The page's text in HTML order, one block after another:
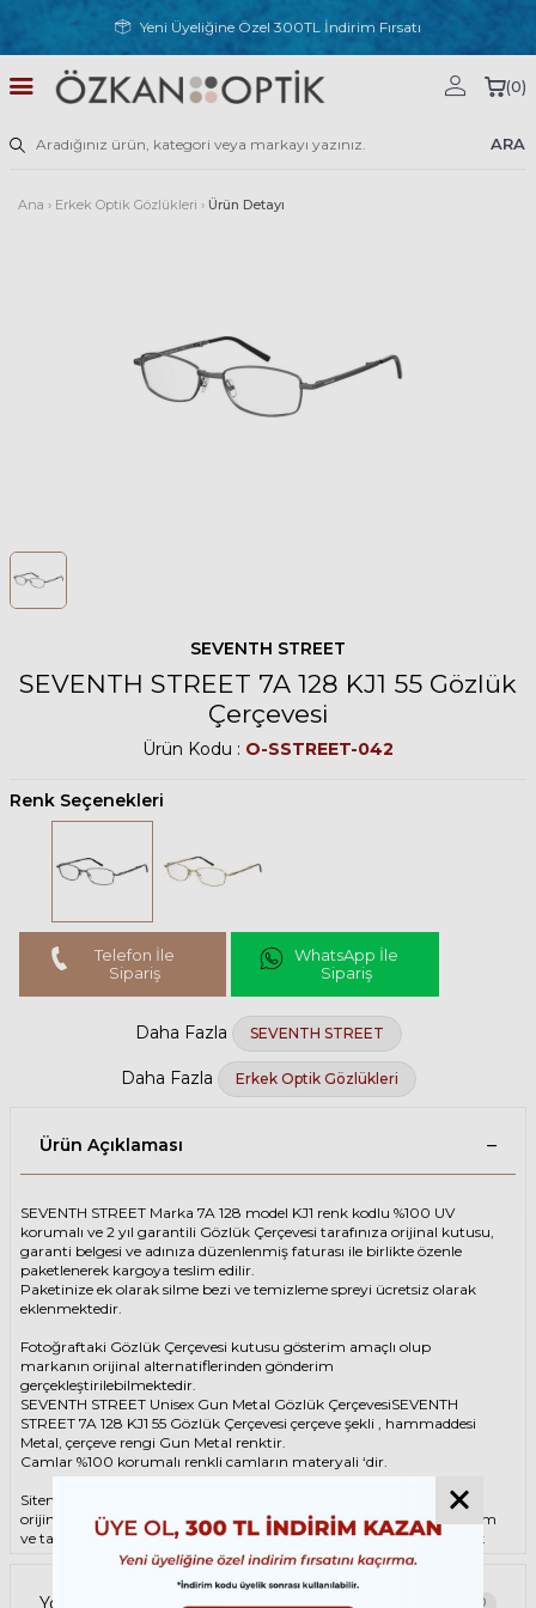
Yeni Üyeliğine Özel 300TL İndirim Fırsatı
ARA
(0)
Ana › Erkek Optik Gözlükleri › Ürün Detayı
SEVENTH STREET
SEVENTH STREET 7A 128 KJ1 55 Gözlük
Çerçevesi
Ürün Kodu : O-SSTREET-042
Renk Seçenekleri
Telefon İle
Sipariş
WhatsApp İle
Sipariş
Daha Fazla SEVENTH STREET
Daha Fazla Erkek Optik Gözlükleri
Ürün Açıklaması
SEVENTH STREET Marka 7A 128 model KJ1 renk kodlu %100 UV
korumalı ve 2 yıl garantili Gözlük Çerçevesi tarafınıza orijinal kutusu,
garanti belgesi ve adınıza düzenlenmiş faturası ile birlikte özenle
paketlenerek kargoya teslim edilir.
Paketinize ek olarak silme bezi ve temizleme spreyi ücretsiz olarak
eklenmektedir.
Fotoğraftaki Gözlük Çerçevesi kutusu gösterim amaçlı olup
markanın orijinal alternatiflerinden gönderim
gerçekleştirilebilmektedir.
SEVENTH STREET Unisex Gun Metal Gözlük ÇerçevesiSEVENTH
STREET 7A 128 KJ1 55 Gözlük Çerçevesi çerçeve şekli , hammaddesi
Metal, çerçeve rengi Gun Metal renktir.
Camlar %100 korumalı renkli camların materyali ‘dir.
Sitemizden alacağınız SEVENTH STREET Gözlük Çerçevesi %100
orijinal ve 2 yıl garantilidir. Garanti kapsamındaki tüm parça değişim
ve tamir işlemleriniÖZKAN OPTİK mağazalarından ücretsiz olarak
destek alabilirsiniz.
Garanti kapsamı dışındaki tüm parça değişim ve tamir işlemleri için
Yorumlar 0